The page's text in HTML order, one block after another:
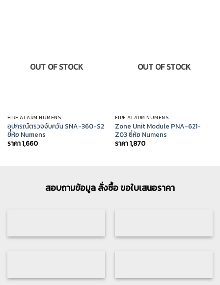
OUT OF STOCK
FIRE ALARM NUMENS
อุปกรณ์ตรวจจับควัน SNA-360-S2
ยี่ห้อ Numens
ราคา1,660
OUT OF STOCK
FIRE ALARM NUMENS
Zone Unit Module PNA-621-
Z03 ยี่ห้อ Numens
ราคา1,870
สอบถามข้อมูล สั่งซื้อ ขอใบเสนอราคา